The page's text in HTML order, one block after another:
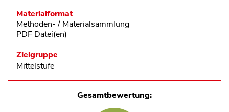
Materialformat
Methoden- / Materialsammlung
PDF Datei(en)
Zielgruppe
Mittelstufe
Gesamtbewertung: